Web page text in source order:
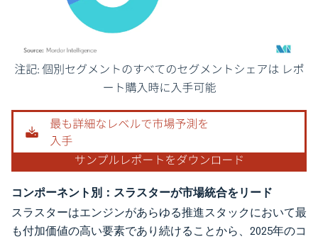
画像 © Mordor Intelligence。再利用にはCC BY 4.0の表示が必要です。
コンポーネント別：スラスターが市場統合をリード
スラスターはエンジンがあらゆる推進スタックにおいて最
も付加価値の高い要素であり続けることから、2025年のコ